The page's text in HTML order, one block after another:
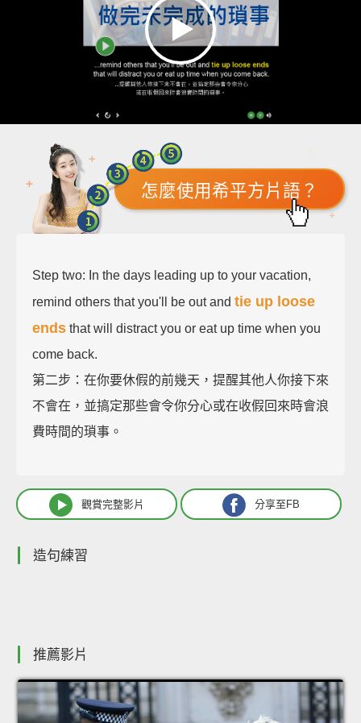
怎麼使用希平方片語？
Step two: In the days leading up to your vacation,
remind others that you'll be out and tie up loose
ends that will distract you or eat up time when you
come back.
第二步：在你要休假的前幾天，提醒其他人你接下來
不會在，並搞定那些會令你分心或在收假回來時會浪
費時間的瑣事。
觀賞完整影片 分享至FB
造句練習
推薦影片